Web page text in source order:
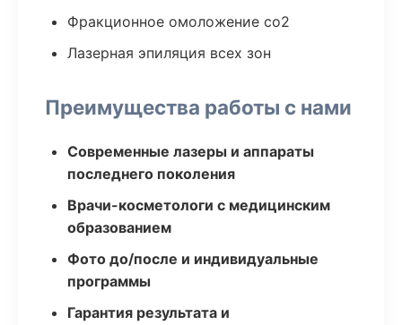
Фракционное омоложение co2
Лазерная эпиляция всех зон
Преимущества работы с нами
Современные лазеры и аппараты
последнего поколения
Врачи-косметологи с медицинским
образованием
Фото до/после и индивидуальные
программы
Гарантия результата и